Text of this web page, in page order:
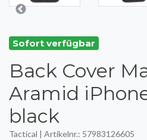
Sofort verfügbar
Back Cover
Aramid
black
Tactical | Artikelnr.: 57983126605